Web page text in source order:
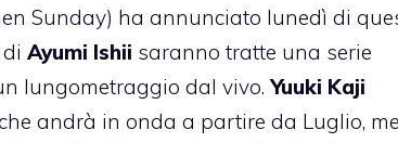
Sunday) ha annunciato lunedì di
di Ayumi Ishii saranno tratte una serie
lungometraggio dal vivo.Yuuki Kaji
andrà in onda a partire da Luglio,